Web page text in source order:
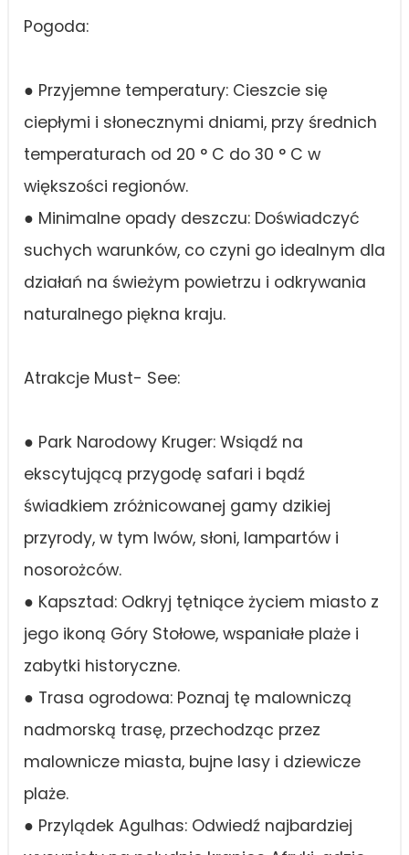
Pogoda:
● Przyjemne temperatury: Cieszcie się
ciepłymi i słonecznymi dniami, przy średnich
temperaturach od 20 ° C do 30 ° C w
większości regionów.
● Minimalne opady deszczu: Doświadczyć
suchych warunków, co czyni go idealnym dla
działań na świeżym powietrzu i odkrywania
naturalnego piękna kraju.
Atrakcje Must- See:
● Park Narodowy Kruger: Wsiądź na
ekscytującą przygodę safari i bądź
świadkiem zróżnicowanej gamy dzikiej
przyrody, w tym lwów, słoni, lampartów i
nosorożców.
● Kapsztad: Odkryj tętniące życiem miasto z
jego ikoną Góry Stołowe, wspaniałe plaże i
zabytki historyczne.
● Trasa ogrodowa: Poznaj tę malowniczą
nadmorską trasę, przechodząc przez
malownicze miasta, bujne lasy i dziewicze
plaże.
● Przylądek Agulhas: Odwiedź najbardziej